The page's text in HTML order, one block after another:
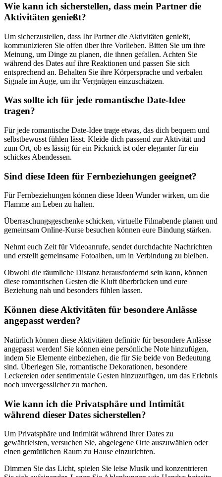
Wie kann ich sicherstellen, dass mein Partner die
Aktivitäten genießt?
Um sicherzustellen, dass Ihr Partner die Aktivitäten genießt,
kommunizieren Sie offen über ihre Vorlieben. Bitten Sie um ihre
Meinung, um Dinge zu planen, die ihnen gefallen. Achten Sie
während des Dates auf ihre Reaktionen und passen Sie sich
entsprechend an. Behalten Sie ihre Körpersprache und verbalen
Signale im Auge, um ihr Vergnügen einzuschätzen.
Was sollte ich für jede romantische Date-Idee
tragen?
Für jede romantische Date-Idee trage etwas, das dich bequem und
selbstbewusst fühlen lässt. Kleide dich passend zur Aktivität und
zum Ort, ob es lässig für ein Picknick ist oder eleganter für ein
schickes Abendessen.
Sind diese Ideen für Fernbeziehungen geeignet?
Für Fernbeziehungen können diese Ideen Wunder wirken, um die
Flamme am Leben zu halten.
Überraschungsgeschenke schicken, virtuelle Filmabende planen und
gemeinsam Online-Kurse besuchen können eure Bindung stärken.
Nehmt euch Zeit für Videoanrufe, sendet durchdachte Nachrichten
und erstellt gemeinsame Fotoalben, um in Verbindung zu bleiben.
Obwohl die räumliche Distanz herausfordernd sein kann, können
diese romantischen Gesten die Kluft überbrücken und eure
Beziehung nah und besonders fühlen lassen.
Können diese Aktivitäten für besondere Anlässe
angepasst werden?
Natürlich können diese Aktivitäten definitiv für besondere Anlässe
angepasst werden! Sie können eine persönliche Note hinzufügen,
indem Sie Elemente einbeziehen, die für Sie beide von Bedeutung
sind. Überlegen Sie, romantische Dekorationen, besondere
Leckereien oder sentimentale Gesten hinzuzufügen, um das Erlebnis
noch unvergesslicher zu machen.
Wie kann ich die Privatsphäre und Intimität
während dieser Dates sicherstellen?
Um Privatsphäre und Intimität während Ihrer Dates zu
gewährleisten, versuchen Sie, abgelegene Orte auszuwählen oder
einen gemütlichen Raum zu Hause einzurichten.
Dimmen Sie das Licht, spielen Sie leise Musik und konzentrieren